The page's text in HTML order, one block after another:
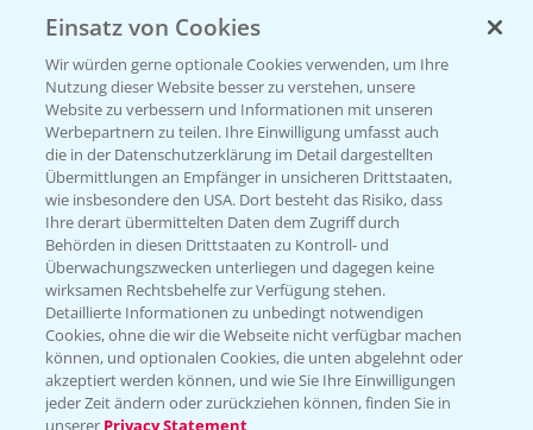
KONTAKT
Hilfe in Notfällen
T.+49 (0)214/30-20220
Folgen Sie uns
Einsatz von Cookies
Wir würden gerne optionale Cookies verwenden, um Ihre
Nutzung dieser Website besser zu verstehen, unsere
Website zu verbessern und Informationen mit unseren
Werbepartnern zu teilen. Ihre Einwilligung umfasst auch
die in der Datenschutzerklärung im Detail dargestellten
Übermittlungen an Empfänger in unsicheren Drittstaaten,
wie insbesondere den USA. Dort besteht das Risiko, dass
Ihre derart übermittelten Daten dem Zugriff durch
Behörden in diesen Drittstaaten zu Kontroll- und
Überwachungszwecken unterliegen und dagegen keine
wirksamen Rechtsbehelfe zur Verfügung stehen.
Detaillierte Informationen zu unbedingt notwendigen
Cookies, ohne die wir die Webseite nicht verfügbar machen
können, und optionalen Cookies, die unten abgelehnt oder
akzeptiert werden können, und wie Sie Ihre Einwilligungen
jeder Zeit ändern oder zurückziehen können, finden Sie in
unserer Privacy Statement